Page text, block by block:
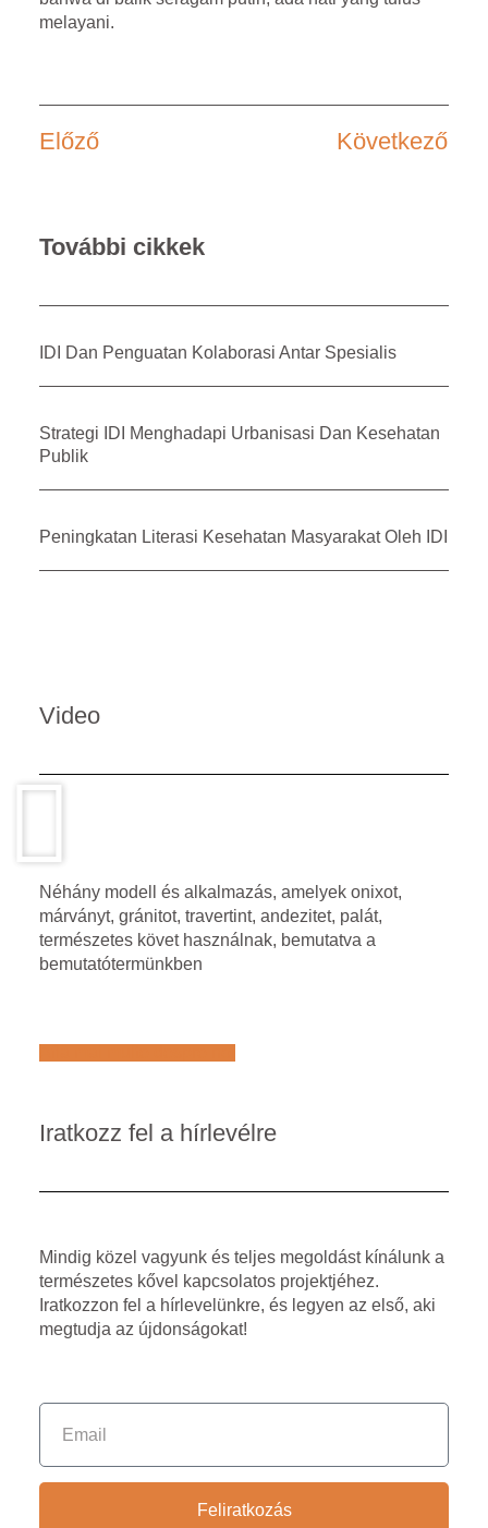
melayani.
Előző Következő
További cikkek
IDI Dan Penguatan Kolaborasi Antar Spesialis
Strategi IDI Menghadapi Urbanisasi Dan Kesehatan
Publik
Peningkatan Literasi Kesehatan Masyarakat Oleh IDI
Video
Néhány modell és alkalmazás, amelyek onixot,
márványt, gránitot, travertint, andezitet, palát,
természetes követ használnak, bemutatva a
bemutatótermünkben
Iratkozz fel a hírlevélre
Mindig közel vagyunk és teljes megoldást kínálunk a
természetes kővel kapcsolatos projektjéhez.
Iratkozzon fel a hírlevelünkre, és legyen az első, aki
megtudja az újdonságokat!
Feliratkozás